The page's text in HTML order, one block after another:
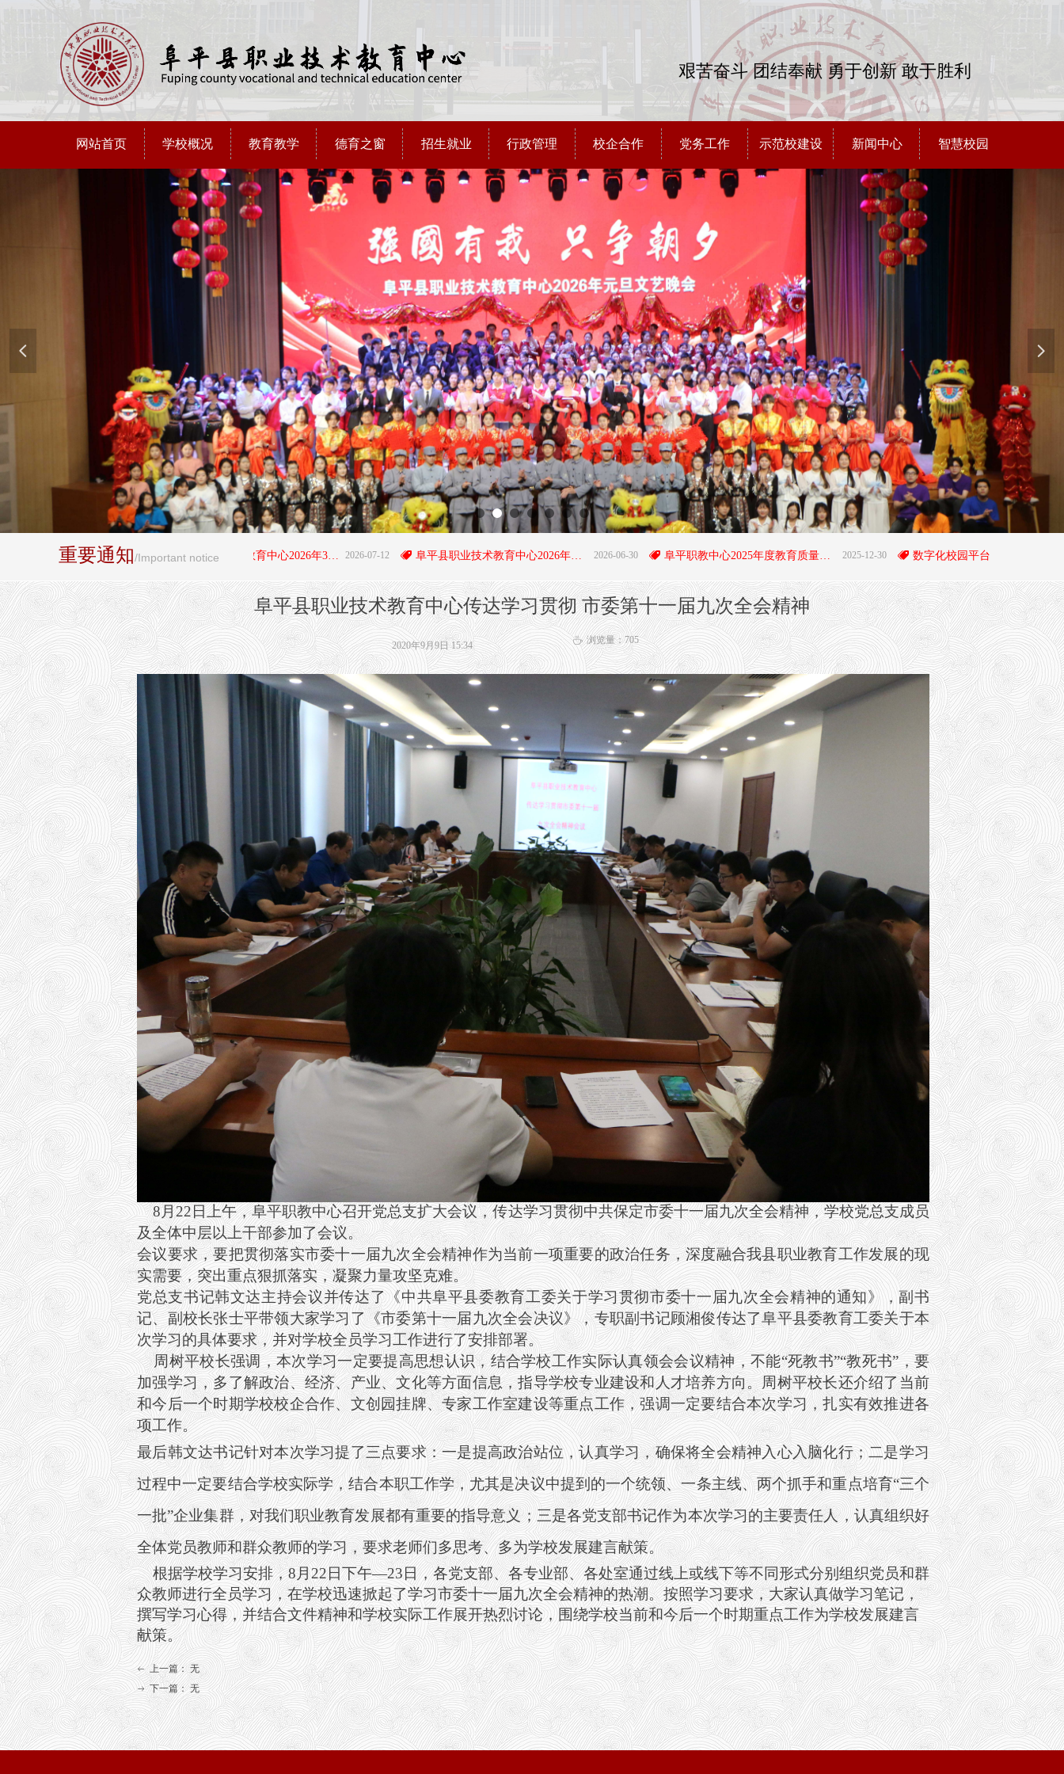
网站首页 学校概况 教育教学 德育之窗 招生就业 行政管理 校企合作 党务工作 示范校建设 新闻中心 智慧校园
艰苦奋斗 团结奉献 勇于创新 敢于胜利
넳 넲
重要通知/Important notice 2026-07-12
뀄 阜平县职业技术教育中心2026年3+4"贯通培养项目拟录取学生名单公示 2026-06-30
뀄 阜平县职业技术教育中心2026年招生简章 2025-12-30
뀄 阜平职教中心2025年度教育质量年度报告 뀄 数字化校园平台
阜平县职业技术教育中心传达学习贯彻 市委第十一届九次全会精神
8月22日上午，阜平职教中心召开党总支扩大会议，传达学习贯彻中共保定市委十一届九次全会精神，学校党总支成员
及全体中层以上干部参加了会议。
会议要求，要把贯彻落实市委十一届九次全会精神作为当前一项重要的政治任务，深度融合我县职业教育工作发展的现
实需要，突出重点狠抓落实，凝聚力量攻坚克难。
党总支书记韩文达主持会议并传达了《中共阜平县委教育工委关于学习贯彻市委十一届九次全会精神的通知》，副书
记、副校长张士平带领大家学习了《市委第十一届九次全会决议》，专职副书记顾湘俊传达了阜平县委教育工委关于本
次学习的具体要求，并对学校全员学习工作进行了安排部署。
周树平校长强调，本次学习一定要提高思想认识，结合学校工作实际认真领会会议精神，不能“死教书”“教死书”，要
加强学习，多了解政治、经济、产业、文化等方面信息，指导学校专业建设和人才培养方向。周树平校长还介绍了当前
和今后一个时期学校校企合作、文创园挂牌、专家工作室建设等重点工作，强调一定要结合本次学习，扎实有效推进各
项工作。
最后韩文达书记针对本次学习提了三点要求：一是提高政治站位，认真学习，确保将全会精神入心入脑化行；二是学习
过程中一定要结合学校实际学，结合本职工作学，尤其是决议中提到的一个统领、一条主线、两个抓手和重点培育“三个
一批”企业集群，对我们职业教育发展都有重要的指导意义；三是各党支部书记作为本次学习的主要责任人，认真组织好
全体党员教师和群众教师的学习，要求老师们多思考、多为学校发展建言献策。
根据学校学习安排，8月22日下午—23日，各党支部、各专业部、各处室通过线上或线下等不同形式分别组织党员和群
众教师进行全员学习，在学校迅速掀起了学习市委十一届九次全会精神的热潮。按照学习要求，大家认真做学习笔记，
撰写学习心得，并结合文件精神和学校实际工作展开热烈讨论，围绕学校当前和今后一个时期重点工作为学校发展建言
献策。
2020年9月9日 15:34 ꄘ 浏览量：705
ꂃ 上一篇： 无
ꁹ 下一篇： 无